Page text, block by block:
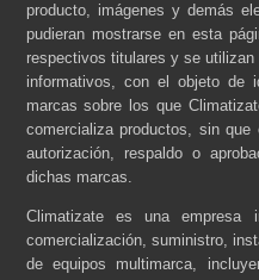
producto, imágenes y demás
pudieran mostrarse en esta
respectivos titulares y se
informativos, con el objeto de
marcas sobre los que
comercializa productos, sin que
autorización, respaldo o
dichas marcas.
Climatizate es una empresa
comercialización, suministro,
de equipos multimarca,